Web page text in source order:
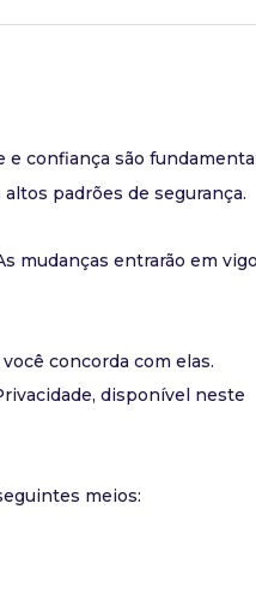
e confiança são
padrões de segurança.
mudanças entrarão em
concorda com elas.
disponível neste
meios: